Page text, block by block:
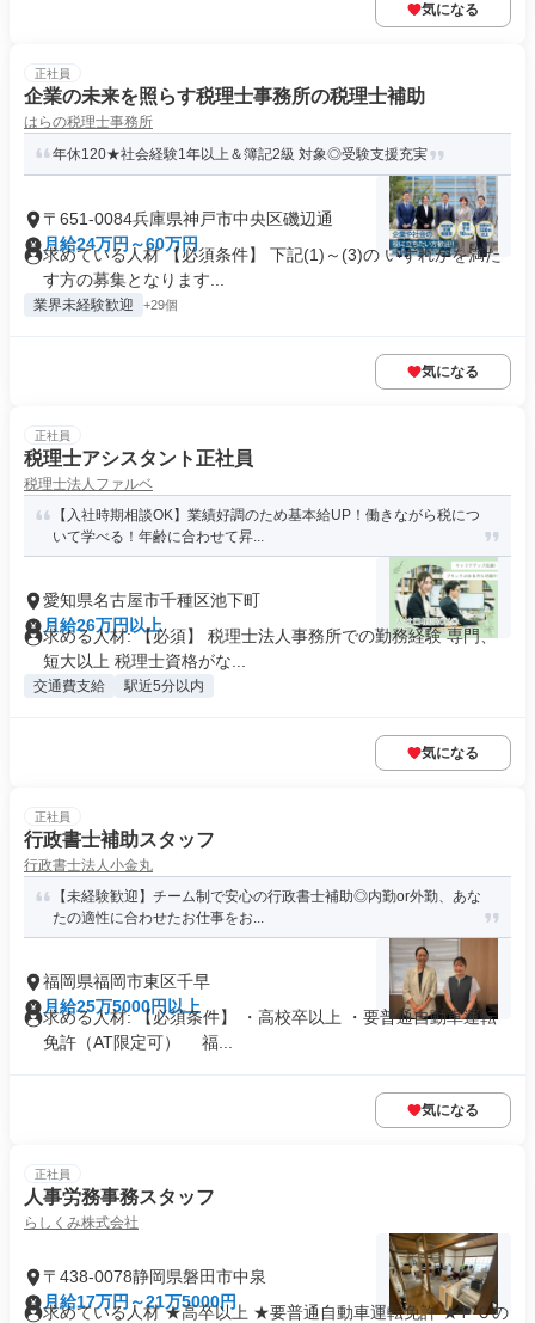
気になる
正社員
企業の未来を照らす税理士事務所の税理士補助
はらの税理士事務所
年休120★社会経験1年以上＆簿記2級 対象◎受験支援充実
〒651-0084兵庫県神戸市中央区磯辺通
月給24万円～60万円
求めている人材 【必須条件】 下記(1)～(3)の いずれかを満た
す方の募集となります...
業界未経験歓迎 +29個
気になる
正社員
税理士アシスタント正社員
税理士法人ファルベ
【入社時期相談OK】業績好調のため基本給UP！働きながら税につ
いて学べる！年齢に合わせて昇...
愛知県名古屋市千種区池下町
月給26万円以上
求める人材: 【必須】 税理士法人事務所での勤務経験 専門、
短大以上 税理士資格がな...
交通費支給 駅近5分以内
気になる
正社員
行政書士補助スタッフ
行政書士法人小金丸
【未経験歓迎】チーム制で安心の行政書士補助◎内勤or外勤、あな
たの適性に合わせたお仕事をお...
福岡県福岡市東区千早
月給25万5000円以上
求める人材: 【必須条件】 ・高校卒以上 ・要普通自動車運転
免許（AT限定可） 福...
気になる
正社員
人事労務事務スタッフ
らしくみ株式会社
〒438-0078静岡県磐田市中泉
月給17万円～21万5000円
求めている人材 ★高卒以上 ★要普通自動車運転免許 ★ＰＣの